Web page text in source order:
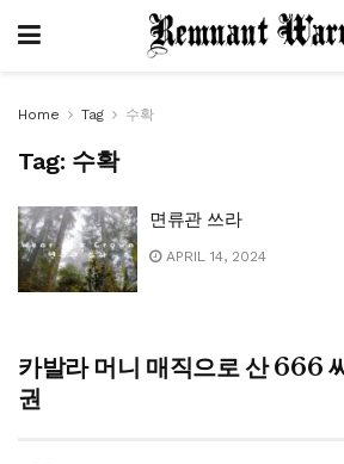
Home Tag 수확
Tag: 수확
면류관 쓰라
APRIL 14, 2024
카발라 머니 매직으로 산 666
권